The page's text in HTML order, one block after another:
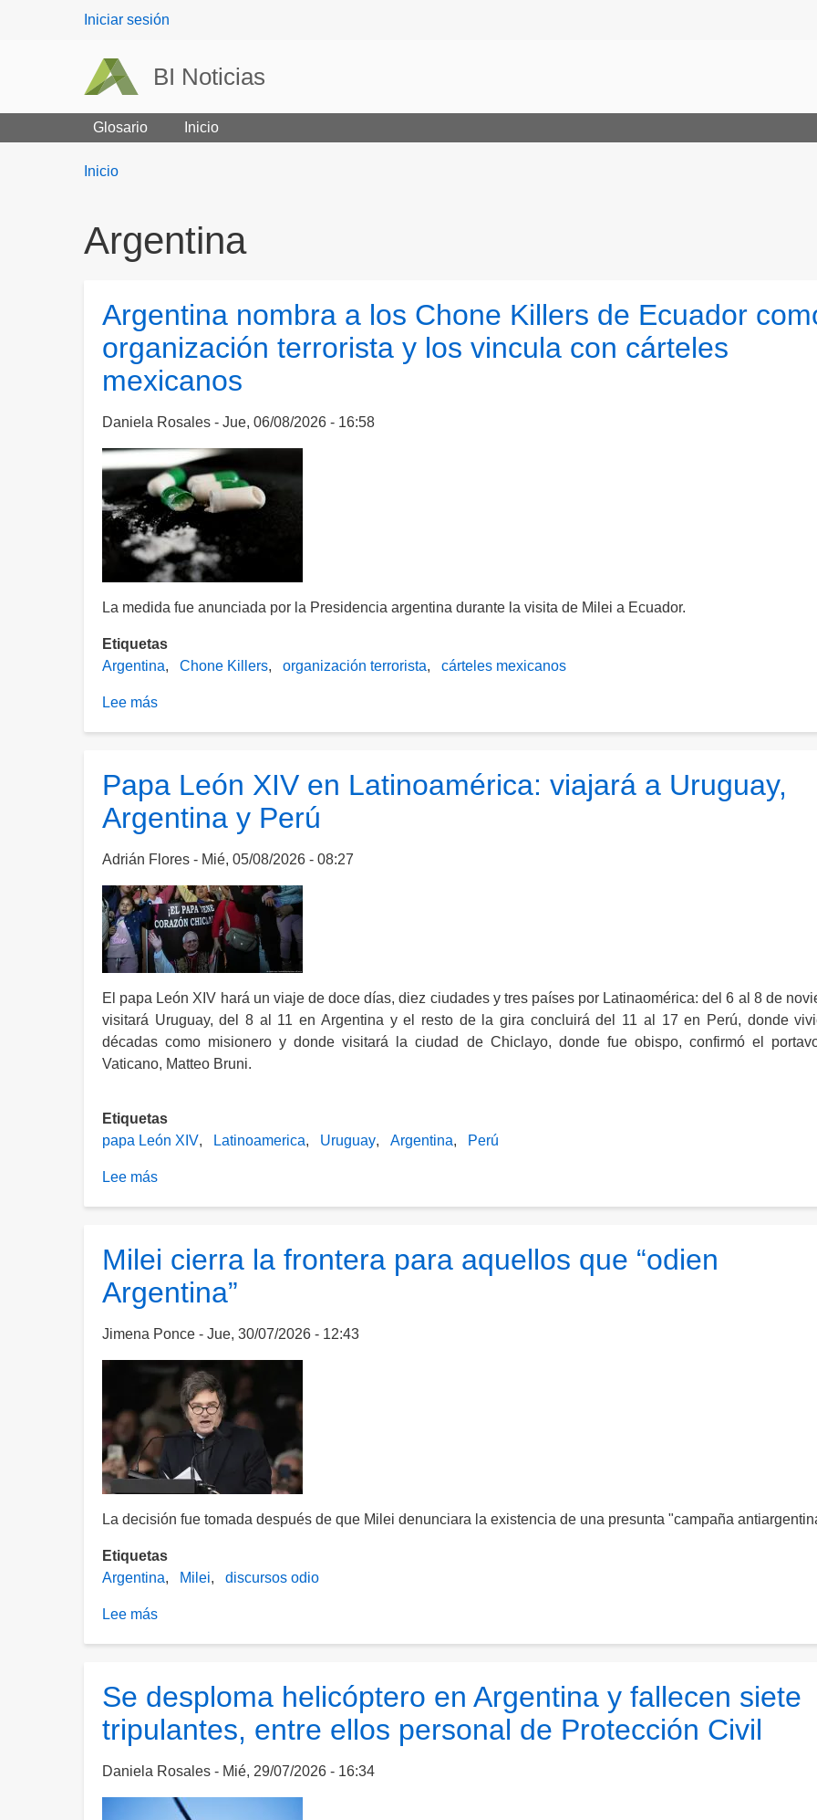
User
Iniciar sesión
BI Noticias
Glosario Inicio
Breadcrumbs
You
Inicio
Argentina
Argentina nombra a los Chone Killers de Ecuador
organización terrorista y los vincula con cárteles
mexicanos
Daniela Rosales Jue, 06/08/2026 - 16:58
La medida fue anunciada por la Presidencia argentina durante la visita de Milei a Ecuador.
Etiquetas
Argentina
Chone Killers organización terrorista cárteles mexicanos
Lee más
los
Chone
de
como
organización
terrorista
y
con
mexicanos
Papa León XIV en Latinoamérica: viajará a Uruguay,
Argentina y Perú
Adrián Flores Mié, 05/08/2026 - 08:27
El papa León XIV hará un viaje de doce días, diez ciudades y tres países por Latinaomérica: del 6 al 8 de
visitará Uruguay, del 8 al 11 en Argentina y el resto de la gira concluirá del 11 al 17 en Perú, donde
décadas como misionero y donde visitará la ciudad de Chiclayo, donde fue obispo, confirmó el
Vaticano, Matteo Bruni.
Etiquetas
papa León XIV
Latinoamerica Uruguay Argentina Perú
Lee más
en
Latinoamérica:
a
Argentina
Perú
Milei cierra la frontera para aquellos que “odien
Argentina”
Jimena Ponce Jue, 30/07/2026 - 12:43
La decisión fue tomada después de que Milei denunciara la existencia de una presunta "campaña
Etiquetas
Argentina
Milei discursos odio
Lee más
frontera
para
que
Argentina”
Se desploma helicóptero en Argentina y fallecen siete
tripulantes, entre ellos personal de Protección Civil
Daniela Rosales Mié, 29/07/2026 - 16:34